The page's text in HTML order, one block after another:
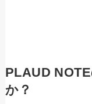
PLAUD
か？